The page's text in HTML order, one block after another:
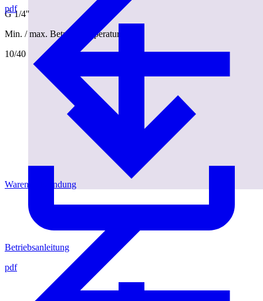
G 1/4''
Min. / max. Betriebstemperatur [°C]
10/40
pdf
Betriebsanleitung
pdf
Warenrücksendung